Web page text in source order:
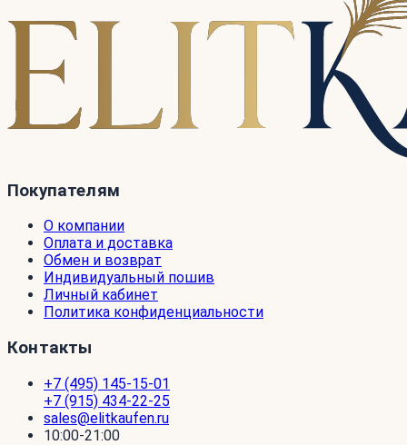
Покупателям
О компании
Оплата и доставка
Обмен и возврат
Индивидуальный пошив
Личный кабинет
Политика конфиденциальности
Контакты
+7 (495) 145-15-01
+7 (915) 434-22-25
sales@elitkaufen.ru
10:00-21:00